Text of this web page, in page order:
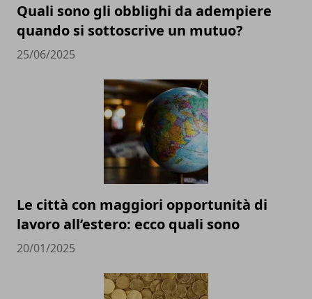
Quali sono gli obblighi da adempiere
quando si sottoscrive un mutuo?
25/06/2025
Le città con maggiori opportunità di
lavoro all’estero: ecco quali sono
20/01/2025